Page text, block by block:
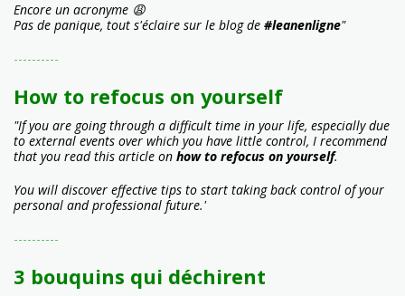
Encore un acronyme 😩
Pas de panique, tout s'éclaire sur le blog de #leanenligne"
----------
How to refocus on yourself
"If you are going through a difficult time in your life, especially due
to external events over which you have little control, I recommend
that you read this article on how to refocus on yourself.
You will discover effective tips to start taking back control of your
personal and professional future.'
----------
3 bouquins qui déchirent